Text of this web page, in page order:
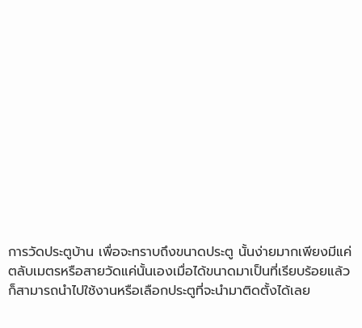
การวัดประตูบ้าน เพื่อจะทราบถึงขนาดประตู นั้นง่ายมากเพียงมีแค่
ตลับเมตรหรือสายวัดแค่นั้นเองเมื่อได้ขนาดมาเป็นที่เรียบร้อยแล้ว
ก็สามารถนำไปใช้งานหรือเลือกประตูที่จะนำมาติดตั้งได้เลย